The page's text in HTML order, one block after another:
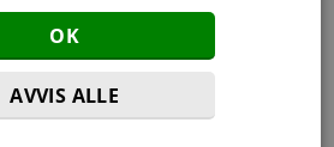
& tilbehør
Traxxas Slash 4x4 BL-2S RTR TQ
Slash 4x4 BL-2S RTR TQ Red
OK
AVVIS ALLE